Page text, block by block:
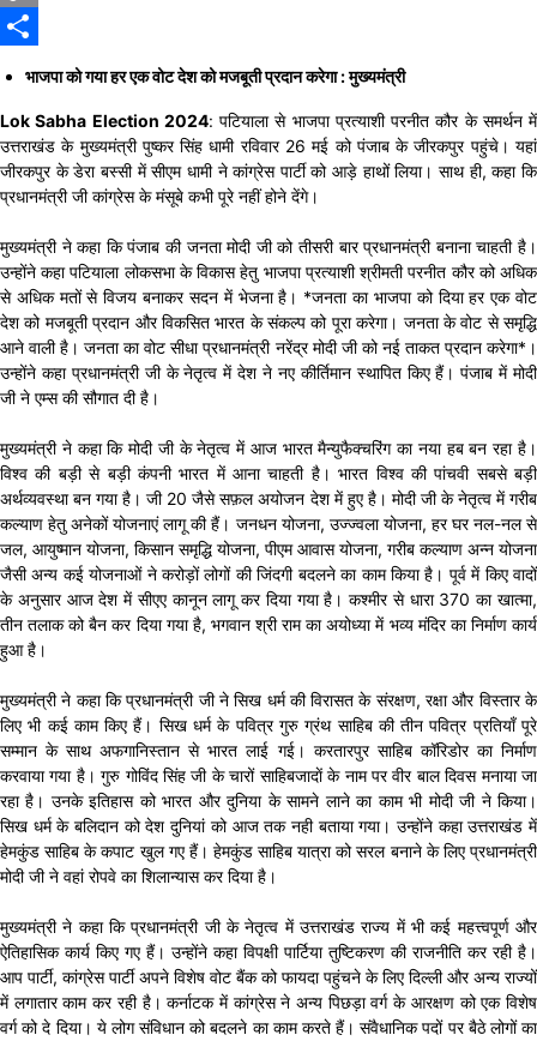
Copy
भाजपा को गया हर एक वोट देश को मजबूती प्रदान करेगा : मुख्यमंत्री
Lok Sabha Election 2024: पटियाला से भाजपा प्रत्याशी परनीत कौर के समर्थन में
उत्तराखंड के मुख्यमंत्री पुष्कर सिंह धामी रविवार 26 मई को पंजाब के जीरकपुर पहुंचे। यहां
जीरकपुर के डेरा बस्सी में सीएम धामी ने कांग्रेस पार्टी को आड़े हाथों लिया। साथ ही, कहा कि
प्रधानमंत्री जी कांग्रेस के मंसूबे कभी पूरे नहीं होने देंगे।
मुख्यमंत्री ने कहा कि पंजाब की जनता मोदी जी को तीसरी बार प्रधानमंत्री बनाना चाहती है।
उन्होंने कहा पटियाला लोकसभा के विकास हेतु भाजपा प्रत्याशी श्रीमती परनीत कौर को अधिक
से अधिक मतों से विजय बनाकर सदन में भेजना है। *जनता का भाजपा को दिया हर एक वोट
देश को मजबूती प्रदान और विकसित भारत के संकल्प को पूरा करेगा। जनता के वोट से समृद्धि
आने वाली है। जनता का वोट सीधा प्रधानमंत्री नरेंद्र मोदी जी को नई ताकत प्रदान करेगा*।
उन्होंने कहा प्रधानमंत्री जी के नेतृत्व में देश ने नए कीर्तिमान स्थापित किए हैं। पंजाब में मोदी
जी ने एम्स की सौगात दी है।
मुख्यमंत्री ने कहा कि मोदी जी के नेतृत्व में आज भारत मैन्युफैक्चरिंग का नया हब बन रहा है।
विश्व की बड़ी से बड़ी कंपनी भारत में आना चाहती है। भारत विश्व की पांचवी सबसे बड़ी
अर्थव्यवस्था बन गया है। जी 20 जैसे सफ़ल अयोजन देश में हुए है। मोदी जी के नेतृत्व में गरीब
कल्याण हेतु अनेकों योजनाएं लागू की हैं। जनधन योजना, उज्ज्वला योजना, हर घर नल-नल से
जल, आयुष्मान योजना, किसान समृद्धि योजना, पीएम आवास योजना, गरीब कल्याण अन्न योजना
जैसी अन्य कई योजनाओं ने करोड़ों लोगों की जिंदगी बदलने का काम किया है। पूर्व में किए वादों
के अनुसार आज देश में सीएए कानून लागू कर दिया गया है। कश्मीर से धारा 370 का खात्मा,
तीन तलाक को बैन कर दिया गया है, भगवान श्री राम का अयोध्या में भव्य मंदिर का निर्माण कार्य
हुआ है।
मुख्यमंत्री ने कहा कि प्रधानमंत्री जी ने सिख धर्म की विरासत के संरक्षण, रक्षा और विस्तार के
लिए भी कई काम किए हैं। सिख धर्म के पवित्र गुरु ग्रंथ साहिब की तीन पवित्र प्रतियाँ पूरे
सम्मान के साथ अफगानिस्तान से भारत लाई गई। करतारपुर साहिब कॉरिडोर का निर्माण
करवाया गया है। गुरु गोविंद सिंह जी के चारों साहिबजादाें के नाम पर वीर बाल दिवस मनाया जा
रहा है। उनके इतिहास को भारत और दुनिया के सामने लाने का काम भी मोदी जी ने किया।
सिख धर्म के बलिदान को देश दुनियां को आज तक नही बताया गया। उन्होंने कहा उत्तराखंड में
हेमकुंड साहिब के कपाट खुल गए हैं। हेमकुंड साहिब यात्रा को सरल बनाने के लिए प्रधानमंत्री
मोदी जी ने वहां रोपवे का शिलान्यास कर दिया है।
मुख्यमंत्री ने कहा कि प्रधानमंत्री जी के नेतृत्व में उत्तराखंड राज्य में भी कई महत्त्वपूर्ण और
ऐतिहासिक कार्य किए गए हैं। उन्होंने कहा विपक्षी पार्टिया तुष्टिकरण की राजनीति कर रही है।
आप पार्टी, कांग्रेस पार्टी अपने विशेष वोट बैंक को फायदा पहुंचने के लिए दिल्ली और अन्य राज्यों
में लगातार काम कर रही है। कर्नाटक में कांग्रेस ने अन्य पिछड़ा वर्ग के आरक्षण को एक विशेष
वर्ग को दे दिया। ये लोग संविधान को बदलने का काम करते हैं। संवैधानिक पदों पर बैठे लोगों का